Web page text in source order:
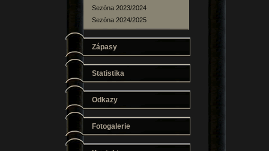
Sezóna 2023/2024
Sezóna 2024/2025
Zápasy
Statistika
Odkazy
Fotogalerie